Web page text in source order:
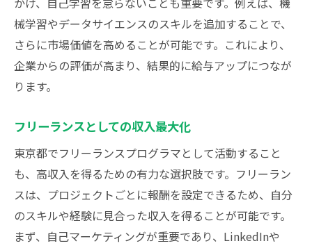
械学習やデータサイエンスのスキルを追加することで、
さらに市場価値を高めることが可能です。これにより、
企業からの評価が高まり、結果的に給与アップにつなが
ります。
フリーランスとしての収入最大化
東京都でフリーランスプログラマとして活動すること
も、高収入を得るための有力な選択肢です。フリーラン
スは、プロジェクトごとに報酬を設定できるため、自分
のスキルや経験に見合った収入を得ることが可能です。
まず、自己マーケティングが重要であり、LinkedInや